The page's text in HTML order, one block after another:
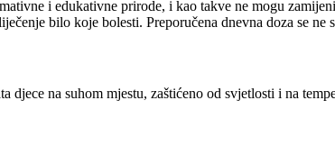
i edukativne prirode, i kao takve ne mogu
bilo koje bolesti. Preporučena dnevna doza se
djece na suhom mjestu, zaštićeno od svjetlosti i na